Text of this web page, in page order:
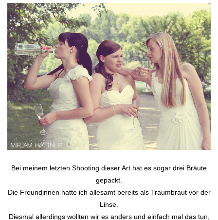
Bei meinem letzten Shooting dieser Art hat es sogar drei Bräute
gepackt.
Die Freundinnen hatte ich allesamt bereits als Traumbraut vor der
Linse.
Diesmal allerdings wollten wir es anders und einfach mal das tun,